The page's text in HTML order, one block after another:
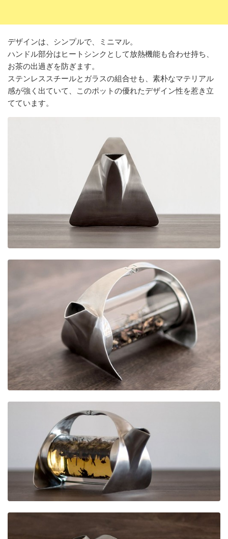
デザインは、シンプルで、ミニマル。
ハンドル部分はヒートシンクとして放熱機能も合わせ持ち、
お茶の出過ぎを防ぎます。
ステンレススチールとガラスの組合せも、素朴なマテリアル
感が強く出ていて、このポットの優れたデザイン性を惹き立
てています。